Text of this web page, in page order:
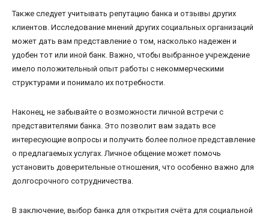
Также следует учитывать репутацию банка и отзывы других
клиентов. Исследование мнений других социальных организаций
может дать вам представление о том, насколько надежен и
удобен тот или иной банк. Важно, чтобы выбранное учреждение
имело положительный опыт работы с некоммерческими
структурами и понимало их потребности.
Наконец, не забывайте о возможности личной встречи с
представителями банка. Это позволит вам задать все
интересующие вопросы и получить более полное представление
о предлагаемых услугах. Личное общение может помочь
установить доверительные отношения, что особенно важно для
долгосрочного сотрудничества.
В заключение, выбор банка для открытия счёта для социальной